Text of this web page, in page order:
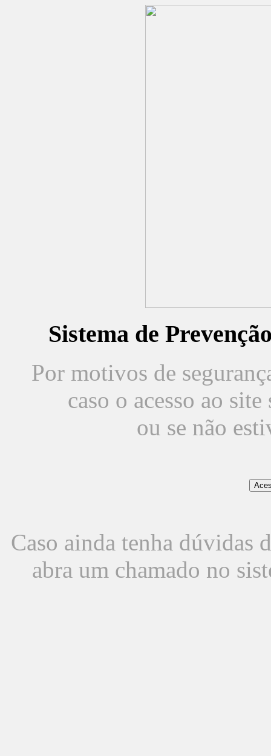
Sistema de
Por motivos de
caso o acesso ao
ou se não
Caso ainda tenha dúvidas
abra um chamado no